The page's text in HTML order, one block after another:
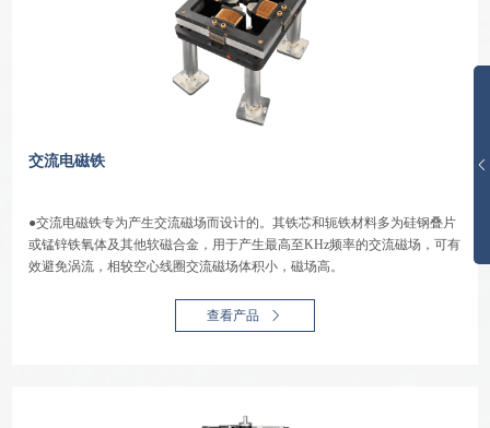
交流电磁铁
●交流电磁铁专为产生交流磁场而设计的。其铁芯和轭铁材料多为硅钢叠片
或锰锌铁氧体及其他软磁合金，用于产生最高至KHz频率的交流磁场，可有
效避免涡流，相较空心线圈交流磁场体积小，磁场高。
查看产品